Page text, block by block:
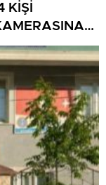
KİŞİ